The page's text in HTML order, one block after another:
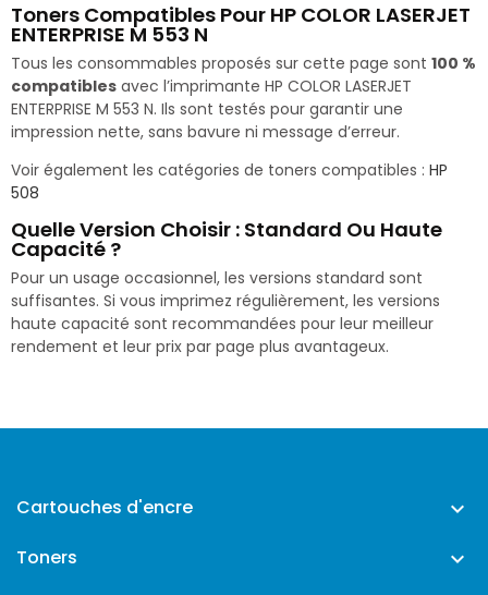
Toners Compatibles Pour HP COLOR LASERJET
ENTERPRISE M 553 N
Tous les consommables proposés sur cette page sont 100 %
compatibles avec l’imprimante HP COLOR LASERJET
ENTERPRISE M 553 N. Ils sont testés pour garantir une
impression nette, sans bavure ni message d’erreur.
Voir également les catégories de toners compatibles : HP
508
Quelle Version Choisir : Standard Ou Haute
Capacité ?
Pour un usage occasionnel, les versions standard sont
suffisantes. Si vous imprimez régulièrement, les versions
haute capacité sont recommandées pour leur meilleur
rendement et leur prix par page plus avantageux.
Cartouches d'encre 
Toners 